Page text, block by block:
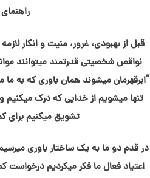
قبل از بهبودی، غرور، منیت و انکار
نواقص شخصیتی قدرتمند میتوانند
“ابرقهرمان میشوند همان باوری که به
تنها میشویم از خدایی که درک
تشویق میکنیم برای
در قدم دو ما به یک ساختار باوری
اعتیاد فعال ما فکر میکردیم